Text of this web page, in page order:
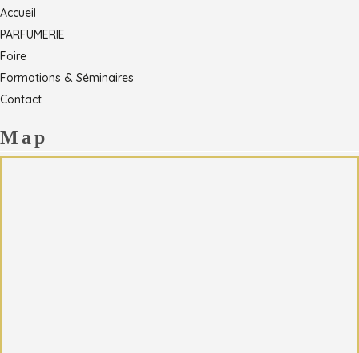
Accueil
PARFUMERIE
Foire
Formations & Séminaires
Contact
Map